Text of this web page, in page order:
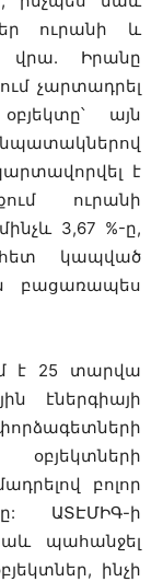
ուրանի և
վրա. Իրանը
չարտադրել
այն
է
ուրանի
3,67 %-ը,
կապված
բացառապես
է 25 տարվա
էներգիայի
բոլոր
ԱՏԷՄԻԳ-ի
պահանջել
ինչի